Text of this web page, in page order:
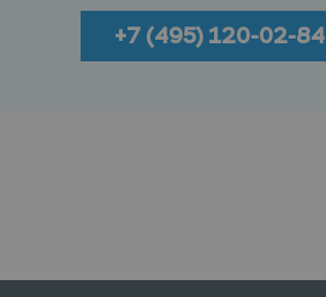
+7 (495) 120-02-84